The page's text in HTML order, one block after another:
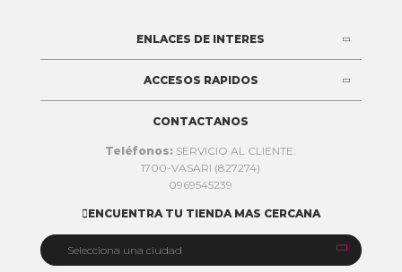
ENLACES DE INTERES
ACCESOS RAPIDOS
CONTACTANOS
Teléfonos: SERVICIO AL CLIENTE:
1700-VASARI (827274)
0969545239
ENCUENTRA TU TIENDA MAS CERCANA
Selecciona una ciudad 